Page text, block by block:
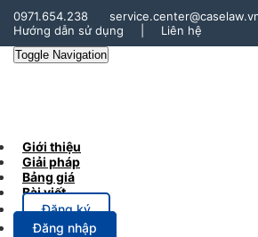
0971.654.238
Hướng dẫn sử dụng
Liên hệ
Toggle Navigation
Giới thiệu
Giải pháp
Bảng giá
Bài viết
Đăng ký
Đăng nhập